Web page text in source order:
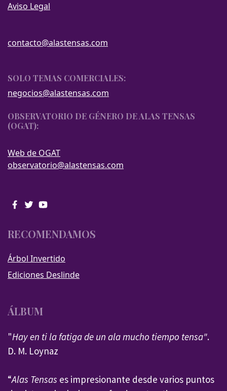
Aviso Legal
contacto@alastensas.com
SOLO TEMAS COMERCIALES:
negocios@alastensas.com
OBSERVATORIO DE GÉNERO DE ALAS TENSAS
(OGAT):
Web de OGAT
observatorio@alastensas.com
RECOMENDAMOS
Árbol Invertido
Ediciones Deslinde
ÁLBUM
"Hay en ti la fatiga de un ala mucho tiempo tensa".
D. M. Loynaz
“Alas Tensas es impresionante desde varios puntos